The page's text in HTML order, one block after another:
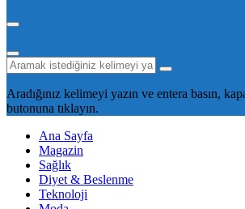
Aradığınız kelimeyi yazın ve entera basın,
butonuna tıklayın.
Ana Sayfa
Magazin
Sağlık
Diyet & Beslenme
Teknoloji